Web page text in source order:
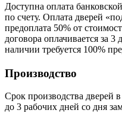
Доступна оплата
по счету. Оплата дверей
предоплата 50% от
договора оплачивается за
наличии требуется 100%
Производство
Срок производства дверей
до 3 рабочих дней со дня